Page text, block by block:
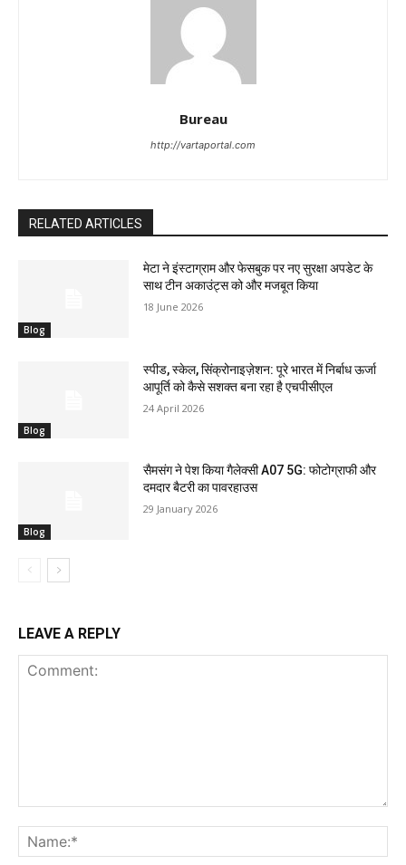
Bureau
http://vartaportal.com
RELATED ARTICLES
Blog
मेटा ने इंस्टाग्राम और फेसबुक पर नए सुरक्षा अपडेट के
साथ टीन अकाउंट्स को और मजबूत किया
18 June 2026
Blog
स्पीड, स्केल, सिंक्रोनाइज़ेशन: पूरे भारत में निर्बाध ऊर्जा
आपूर्ति को कैसे सशक्त बना रहा है एचपीसीएल
24 April 2026
Blog
सैमसंग ने पेश किया गैलेक्सी A07 5G: फोटोग्राफी और
दमदार बैटरी का पावरहाउस
29 January 2026
LEAVE A REPLY